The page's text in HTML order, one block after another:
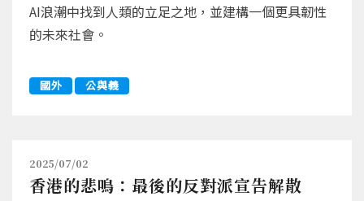
AI浪潮中找到人類的立足之地，並建構一個更具韌性
的未來社會。
國外 公與義
2025/07/02
香港的悲鳴：最後的反對派宣告解散